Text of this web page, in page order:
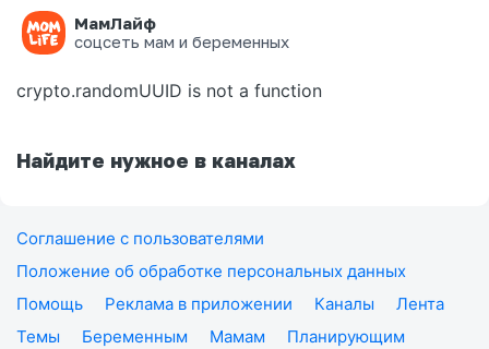
МамЛайф
соцсеть мам и беременных
Ошибка на странице
crypto.randomUUID is not a function
Найдите нужное в каналах
Соглашение с пользователями
Положение об обработке персональных данных
Помощь
Реклама в приложении Каналы
Лента
Темы
Беременным Мамам
Планирующим